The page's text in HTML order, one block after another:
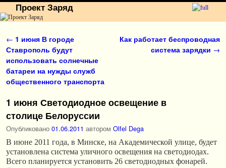
Проект Заряд
Навигация по записям
← 1 июня В городе
Ставрополь будут
использовать солнечные
батареи на нужды служб
общественного транспорта
Как работает беспроводная
система зарядки →
1 июня Светодиодное освещение в
столице Белоруссии
Опубликовано 01.06.2011 автором Olfel Dega
В июне 2011 года, в Минске, на Академической улице, будет
установлена система уличного освещения на светодиодах.
Всего планируется установить 26 светодиодных фонарей.